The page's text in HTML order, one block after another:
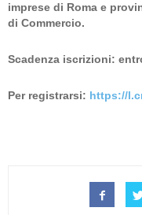
imprese di Roma e
di Commercio.
Scadenza iscrizioni:
Per registrarsi: https://